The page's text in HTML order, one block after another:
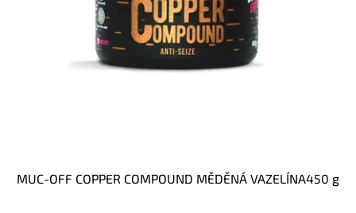
MUC-OFF COPPER COMPOUND MĚDĚNÁ VAZELÍNA450 g